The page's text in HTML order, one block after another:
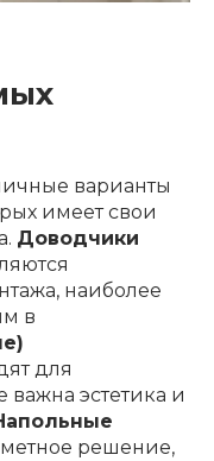
варианты
имеет свои
Доводчики
наиболее
в
для
важна эстетика и
решение,